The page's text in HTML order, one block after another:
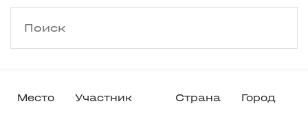
Место Участник Страна Город